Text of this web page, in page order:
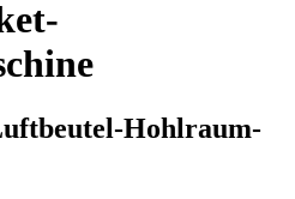
Hohlraum-